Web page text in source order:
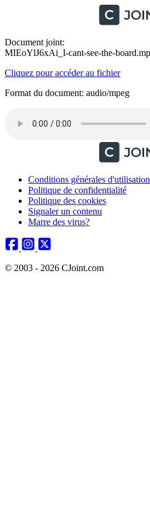
Document joint:
MIEoYlJ6xAi_I-cant-see-the-
Cliquez pour accéder au fichier
Format du document: audio/mpeg
Conditions générales d'utilisation
Politique de confidentialité
Politique des cookies
Signaler un contenu
Marre des virus?
© 2003 - 2026 CJoint.com